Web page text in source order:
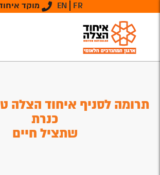
מוקד איחוד EN FR
תרומה לסניף איחוד הצלה
כנרת
שתציל חיים